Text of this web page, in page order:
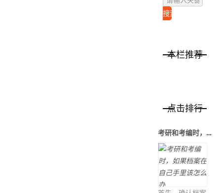
本栏推荐
点击排行
考研和考编时，如果档案在自己手里该